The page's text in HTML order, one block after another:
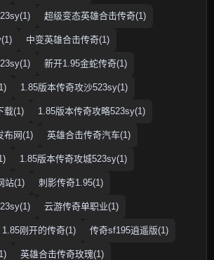
超级变态英雄合击传奇(1)
中变英雄合击传奇(1)
新开1.95金蛇传奇(1)
1.85版本传奇攻沙523sy(1)
载(1) 1.85版本传奇攻略523sy(1)
布网(1) 英雄合击传奇汽车(1)
1.85版本传奇攻城523sy(1)
站(1) 刺影传奇1.95(1)
云游传奇单职业(1)
1.85刚开的传奇(1) 传奇sf195逍遥版(1)
英雄合击传奇玫瑰(1)